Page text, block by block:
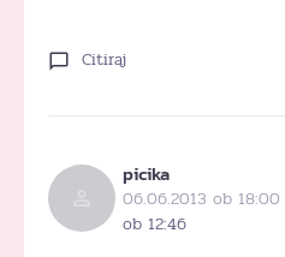
Citiraj
picika
06.06.2013 ob 18:00
ob 12:46